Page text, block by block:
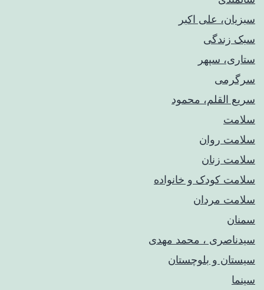
سبزیان، علی اکبر
سبک زندگی
ستاری، سپهر
سرگرمی
سریع القلم، محمود
سلامت
سلامت روان
سلامت زنان
سلامت کودک‌ و خانواده
سلامت مردان
سمنان
سیدناصری ، محمد مهدی
سیستان و بلوچستان
سینما